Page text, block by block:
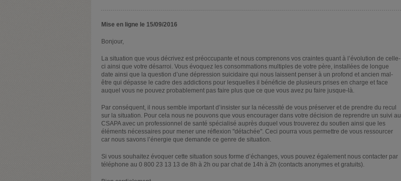
Mise en ligne le 15/09/2016
Bonjour,
La situation que vous décrivez est préoccupante et nous comprenons vos craintes quant à l’évolution de celle-
ci ainsi que votre désarroi. Vous évoquez les consommations multiples de votre père, installées de longue
date ainsi que la question d’une dépression suicidaire qui nous laissent penser à un profond et ancien mal-
être qui dépasse le cadre des addictions pour lesquelles il bénéficie de plusieurs prises en charge et face
auquel vous ne pouvez probablement pas faire plus que ce que vous avez pu faire jusque-là.
Par conséquent, il nous semble important d’insister sur la nécessité de vous préserver et de prendre du recul
sur la situation. Pour cela nous ne pouvons que vous encourager dans votre décision de reprendre un suivi au
CSAPA avec un professionnel de santé spécialisé auprès duquel vous trouverez du soutien ainsi que les
éléments nécessaires pour mener une réflexion "détachée". Ceci pourra vous permettre de vous ressourcer
car nous savons l’énergie que demande ce genre de situation.
Si vous souhaitez évoquer cette situation sous forme d’échanges, vous pouvez également nous contacter par
téléphone au 0 800 23 13 13 de 8h à 2h ou par chat de 14h à 2h (contacts anonymes et gratuits).